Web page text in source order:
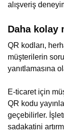
alışveriş
Daha kolay
QR kodları,
müşterilerin
yanıtlamasına
E-ticaret için
QR kodu
geçebilirler.
sadakatini